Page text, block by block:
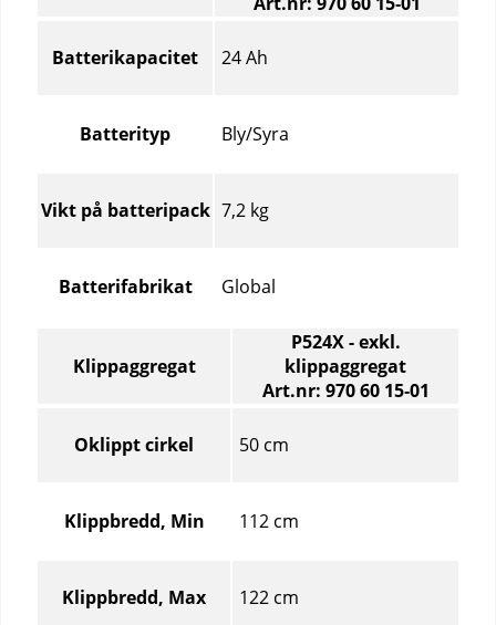
Batterikapacitet 24 Ah
Batterityp Bly/Syra
Vikt på batteripack 7,2 kg
Batterifabrikat Global
Klippaggregat
P524X - exkl.
klippaggregat
Art.nr: 970 60 15‑01
Oklippt cirkel 50 cm
Klippbredd, Min 112 cm
Klippbredd, Max 122 cm